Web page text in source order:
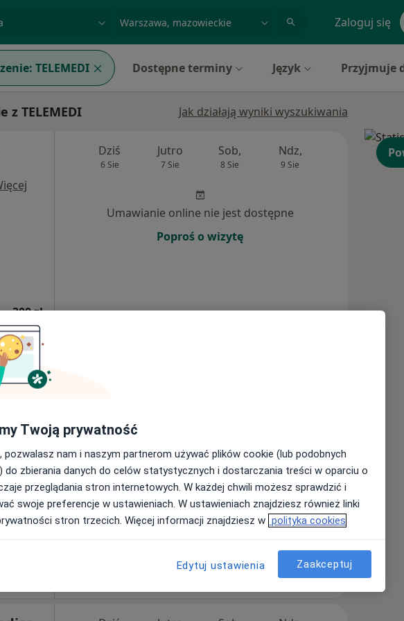
Zaloguj się
TELEMEDI Dostępne terminy Język Przyjmuje
TELEMEDI Jak działają wyniki wyszukiwania
300 zł
Dziś
6 Sie
Jutro
7 Sie
Sob,
8 Sie
Ndz,
9 Sie
Umawianie online nie jest dostępne
Poproś o wizytę
300 zł
Umawianie online nie jest dostępne
Pokaż profil
Twoją prywatność
pozwalasz nam i naszym partnerom używać plików cookie (lub podobnych
do zbierania danych do celów statystycznych i dostarczania treści w oparciu o
przeglądania stron internetowych. W każdej chwili możesz sprawdzić i
swoje preferencje w ustawieniach. W ustawieniach znajdziesz również linki
stron trzecich. Więcej informacji znajdziesz w polityka cookies
Edytuj ustawienia Zaakceptuj